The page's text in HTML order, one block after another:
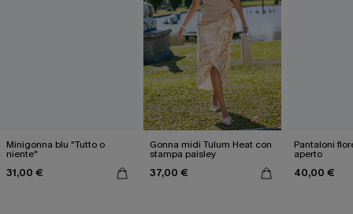
Minigonna blu "Tutto o
niente"
31,00 €
Gonna midi Tulum Heat con
stampa paisley
37,00 €
Pantaloni
aperto
40,00 €